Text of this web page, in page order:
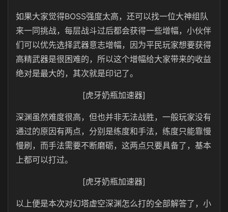
如果大家觉得BOSS强度太高，还可以找一位大神组队
来一同挑战，每层战斗过后都会获得一些增幅，小伙伴
们可以优先选择武器意志增幅，因为平民玩家想要获得
高精武器是很困难的，所以这个增幅给大家带来的收益
绝对是最大的，其次就是印记了。
[虎牙奶瓶加速器]
深渊虽然难度很高，但也并非无法战胜，一般玩家没有
通过的原因有两点，分别是练度和手法，练度只能靠慢
慢刷，而手法需要不断磨砺，这两点只要具备了，基本
上都可以打过。
[虎牙奶瓶加速器]
以上便是本次对幻塔虚空深渊怎么打的全部解答了，小